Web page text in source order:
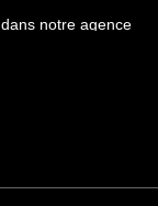
notre agence
membre de la
nous saurons